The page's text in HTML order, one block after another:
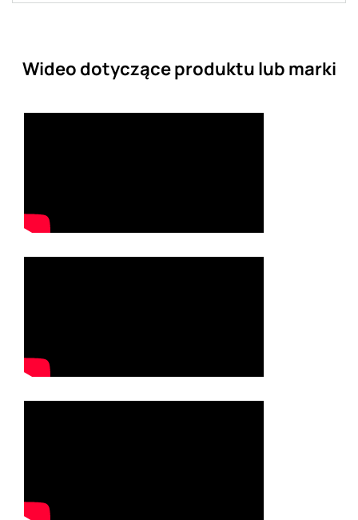
Wideo dotyczące produktu lub marki